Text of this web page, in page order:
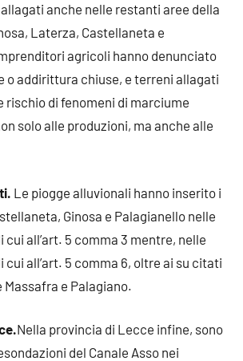
anche nelle restanti aree della
Laterza, Castellaneta e
agricoli hanno denunciato
o addirittura chiuse, e terreni allagati
rischio di fenomeni di marciume
solo alle produzioni, ma anche alle
Le piogge alluvionali hanno inserito i
Ginosa e Palagianello nelle
cui all’art. 5 comma 3 mentre, nelle
cui all’art. 5 comma 6, oltre ai su citati
e Palagiano.
Nella provincia di Lecce infine, sono
del Canale Asso nei